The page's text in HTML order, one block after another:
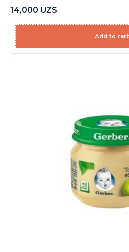
14,000 UZS
Add to cart